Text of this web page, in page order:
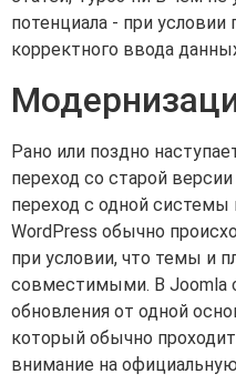
потенциала - при условии
корректного ввода
Рано или поздно
переход со старой
переход с одной системы
WordPress обычно
при условии, что темы и
совместимыми. В Joomla
обновления от одной
который обычно
внимание на